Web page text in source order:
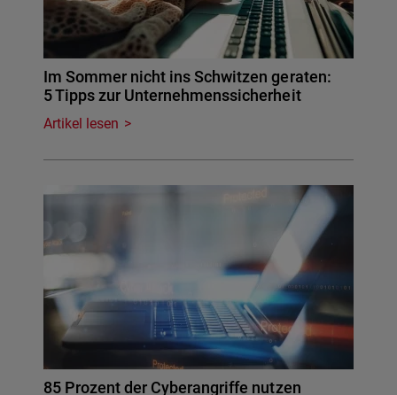
Im Sommer nicht ins Schwitzen geraten:
5 Tipps zur Unternehmenssicherheit
Artikel lesen
85 Prozent der Cyberangriffe nutzen